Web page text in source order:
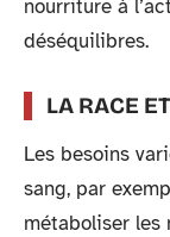
nourriture à
déséquilibres.
LA RACE
Les besoins
sang, par
métaboliser